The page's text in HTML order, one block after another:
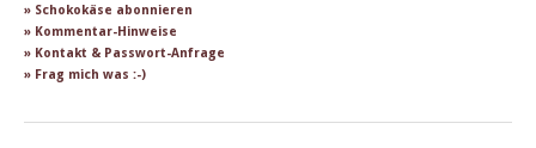
» Schokokäse abonnieren
» Kommentar-Hinweise
» Kontakt & Passwort-Anfrage
» Frag mich was :-)